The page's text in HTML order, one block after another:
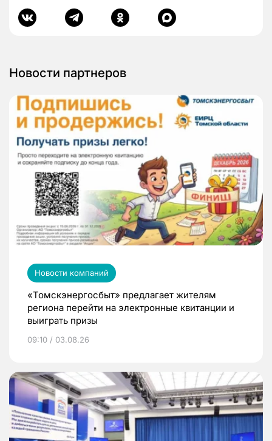
Новости партнеров
Новости компаний
«Томскэнергосбыт» предлагает жителям
региона перейти на электронные квитанции и
выиграть призы
09:10 / 03.08.26